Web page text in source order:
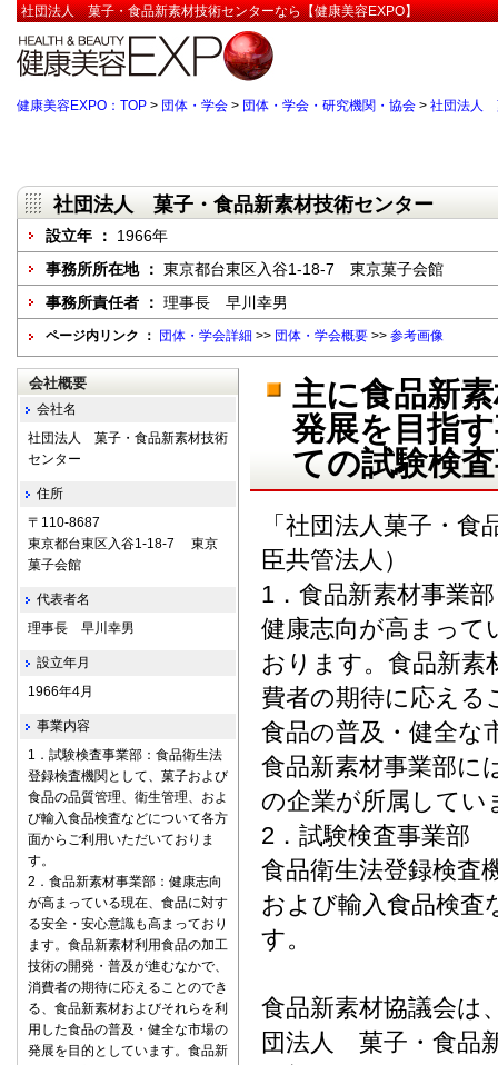
社団法人 菓子・食品新素材技術センターなら【健康美容EXPO】
健康美容EXPO：TOP > 団体・学会 > 団体・学会・研究機関・協会 > 社団法人
社団法人 菓子・食品新素材技術センター
設立年 ： 1966年
事務所所在地 ： 東京都台東区入谷1-18-7 東京菓子会館
事務所責任者 ： 理事長 早川幸男
ページ内リンク ： 団体・学会詳細 >> 団体・学会概要 >> 参考画像
主に食品新
発展を目指
ての試験検
「社団法人菓子・
臣共管法人）
1．食品新素材事業部
健康志向が高まって
おります。食品新素
費者の期待に応え
食品の普及・健全な
食品新素材事業部に
の企業が所属してい
2．試験検査事業部
食品衛生法登録検査
および輸入食品検
す。
食品新素材協議会
団法人 菓子・食品
会社概要
会社名
社団法人 菓子・食品新素材技術
センター
住所
〒110-8687
東京都台東区入谷1-18-7 東京
菓子会館
代表者名
理事長 早川幸男
設立年月
1966年4月
事業内容
1．試験検査事業部：食品衛生法
登録検査機関として、菓子および
食品の品質管理、衛生管理、およ
び輸入食品検査などについて各方
面からご利用いただいておりま
す。
2．食品新素材事業部：健康志向
が高まっている現在、食品に対す
る安全・安心意識も高まっており
ます。食品新素材利用食品の加工
技術の開発・普及が進むなかで、
消費者の期待に応えることのでき
る、食品新素材およびそれらを利
用した食品の普及・健全な市場の
発展を目的としています。食品新